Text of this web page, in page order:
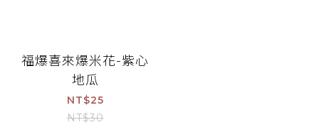
福爆喜來爆米花-紫心
地瓜
NT$25
NT$30